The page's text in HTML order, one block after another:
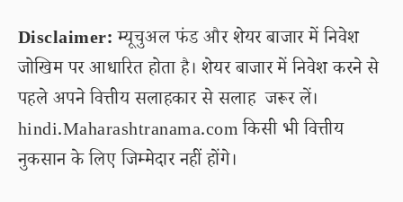
Disclaimer:म्यूचुअल फंड और शेयर बाजार में निवेश
जोखिम पर आधारित होता है। शेयर बाजार में निवेश करने से
पहले अपने वित्तीय सलाहकार से सलाह जरूर लें।
hindi.Maharashtranama.com किसी भी वित्तीय
नुकसान के लिए जिम्मेदार नहीं होंगे।